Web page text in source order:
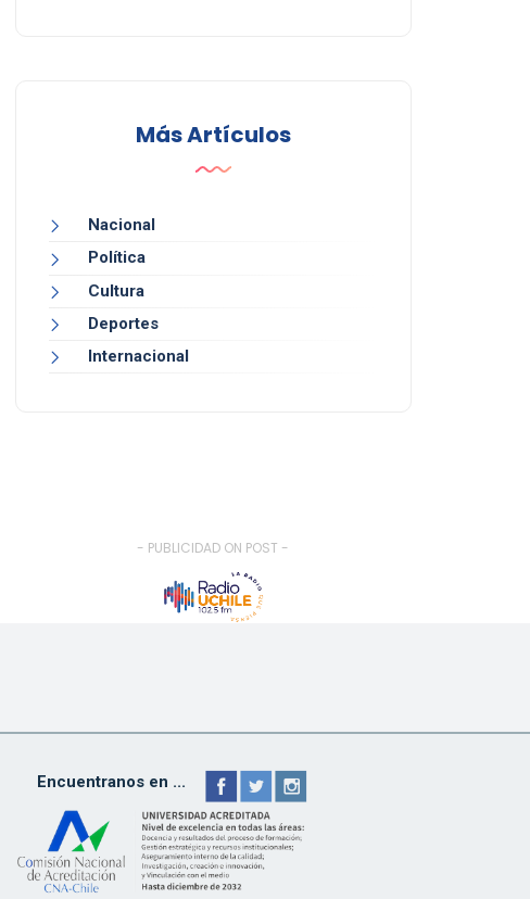
Más Artículos
Nacional
Política
Cultura
Deportes
Internacional
- PUBLICIDAD ON POST -
Encuentranos en ...